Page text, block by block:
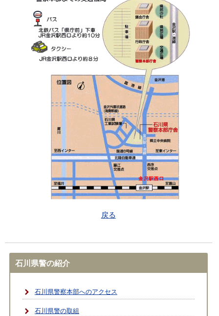
戻る
石川県警の紹介
石川県警察本部へのアクセス
石川県警の取組